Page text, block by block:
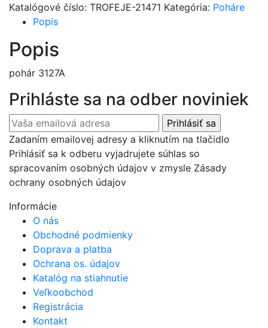
Katalógové číslo: TROFEJE-21471 Kategória: Poháre
Popis
Popis
pohár 3127A
Prihláste sa na odber noviniek
Zadaním emailovej adresy a kliknutím na tlačidlo
Prihlásiť sa k odberu vyjadrujete súhlas so
spracovaním osobných údajov v zmysle Zásady
ochrany osobných údajov
Informácie
O nás
Obchodné podmienky
Doprava a platba
Ochrana os. údajov
Katalóg na stiahnutie
Veľkoobchod
Registrácia
Kontakt